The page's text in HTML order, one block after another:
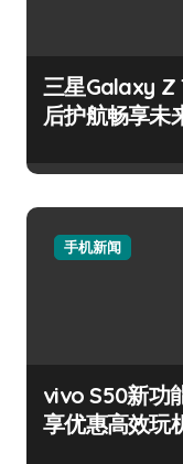
三星Galaxy Z
后护航畅享未
手机新闻
vivo S50新功
享优惠高效玩